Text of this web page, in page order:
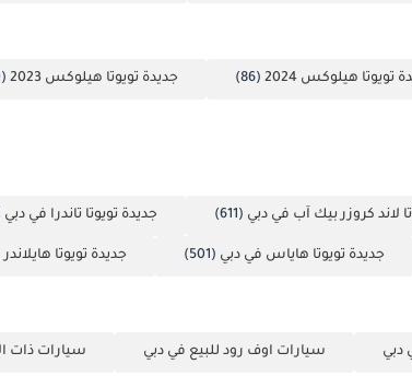
تويوتا هيلوكس 2024 (86) جديدة تويوتا هيلوكس 2023 (20)
لاند كروزر بيك آب في دبي (611) جديدة تويوتا تاندرا في دبي
جديدة تويوتا هاياس في دبي (501) جديدة تويوتا
دبي سيارات اوف رود للبيع في دبي سيارات ذات